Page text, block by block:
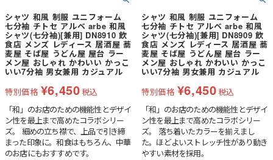
シャツ 和風 制服 ユニフォーム
七分袖 チトセ アルベ arbe 和風
シャツ(七分袖)[兼用] DN8910 飲
食店 メンズ レディース 居酒屋 蕎
麦屋 そば屋 うどん屋 屋台 ラー
メン屋 おしゃれ かわいい かっこ
いい7分袖 男女兼用 カジュアル
特別価格 ¥6,450税込
「和」のお店のための機能性とデザイ
ン性を最上まで高めたコラボシリー
ズ。 細めの立ち襟で、上品で引き締
まった印象に。和食はもちろん、中華
のお店にもおすすめです。
シャツ 和風 制服 ユニフォーム
七分袖 チトセ アルベ arbe 和風
シャツ(七分袖)[兼用] DN8909 飲
食店 メンズ レディース 居酒屋 蕎
麦屋 そば屋 うどん屋 屋台 ラー
メン屋 おしゃれ かわいい かっこ
いい7分袖 男女兼用 カジュアル
特別価格 ¥6,450税込
「和」のお店のための機能性とデザイ
ン性を最上まで高めたコラボシリー
ズ。 落ち着いたカラーを揃えまし
た。ほどよいストレッチ性があり動き
やすい素材を採用。